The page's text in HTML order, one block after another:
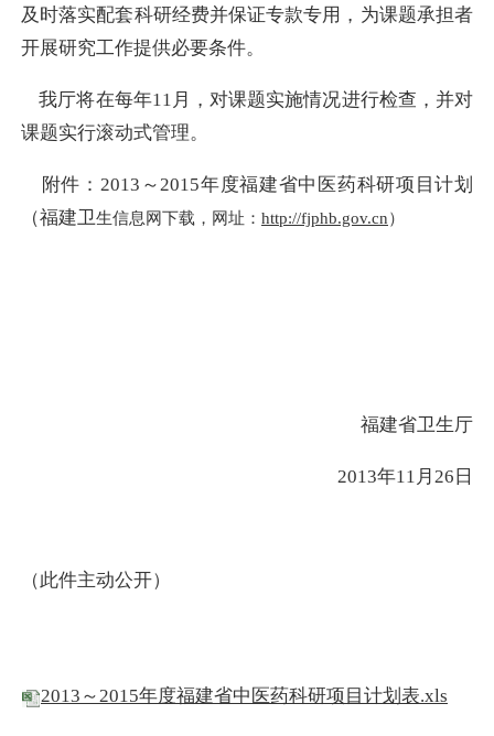
及时落实配套科研经费并保证专款专用，为课题承担者
开展研究工作提供必要条件。
我厅将在每年11月，对课题实施情况进行检查，并对
课题实行滚动式管理。
附件：2013～2015年度福建省中医药科研项目计划
（福建卫生信息网下载，网址： http://fjphb.gov.cn）
福建省卫生厅
2013年11月26日
（此件主动公开）
2013～2015年度福建省中医药科研项目计划表.xls